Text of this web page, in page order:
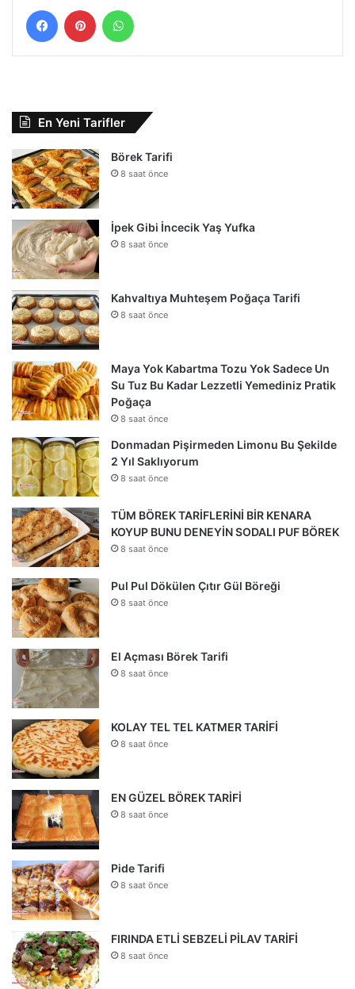
FacebookPinterest
En Yeni Tarifler
Börek Tarifi
8 saat önce
İpek Gibi İncecik Yaş Yufka
8 saat önce
Kahvaltıya Muhteşem Poğaça Tarifi
8 saat önce
Maya Yok Kabartma Tozu Yok Sadece Un
Su Tuz Bu Kadar Lezzetli Yemediniz Pratik
Poğaça
8 saat önce
Donmadan Pişirmeden Limonu Bu Şekilde
2 Yıl Saklıyorum
8 saat önce
TÜM BÖREK TARİFLERİNİ BİR KENARA
KOYUP BUNU DENEYİN SODALI PUF BÖREK
8 saat önce
Pul Pul Dökülen Çıtır Gül Böreği
8 saat önce
El Açması Börek Tarifi
8 saat önce
KOLAY TEL TEL KATMER TARİFİ
8 saat önce
EN GÜZEL BÖREK TARİFİ
8 saat önce
Pide Tarifi
8 saat önce
FIRINDA ETLİ SEBZELİ PİLAV TARİFİ
8 saat önce